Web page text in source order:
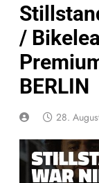
/
BERLIN
28.